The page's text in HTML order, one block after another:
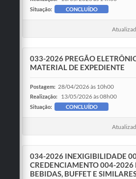
Situação: CONCLUÍDO
033-2026 PREGÃO
MATERIAL DE EXPEDIENTE
Postagem: 28/04/2026 às 10h00
Realização: 13/05/2026 às 08h00
Situação: CONCLUÍDO
034-2026 INEXIGIBILIDADE
CREDENCIAMENTO 004-2026
BEBIDAS, BUFFET E